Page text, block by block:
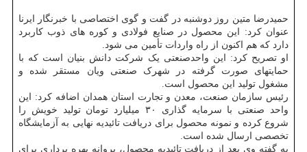
حمیدرضا متین روز دوشنبه در گفت و گوی اختصاصی با خبرنگار ایرنا
عنوان کرد: این محصول در صنایع فولادی و کوره های ذوب کاربرد
دارد که هم اکنون از راه واردات تأمین می شود.
او تصریح کرد: این واحدصنعتی یک شرکت دانش بنیان است که با
حمایتهای صورت گرفته در شهرک صنعتی ویان مستقر شده و
مشغول تولید این محصول است.
رئیس سازمان صنعت، معدن و تجارت استان همدان اضافه کرد: این
واحد صنعتی با سرمایه گذاری ۳۰ میلیارد تومان تولید خویش را
شروع کرده و نمونه محصول برای دریافت تائیدیه نهایی به آزمایشگاه
تخصصی ارسال شده است.
به گفته وی بعد از دریافت تائیدیه محصول، پروانه بهره برداری برای